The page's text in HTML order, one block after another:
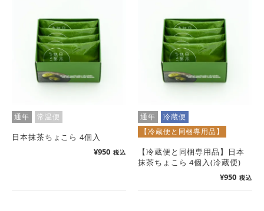
通年 常温便
日本抹茶ちょこら 4個入
¥950 税込
通年
冷蔵便
【冷蔵便と同梱専用品】
【冷蔵便と同梱専用品】日本
抹茶ちょこら 4個入(冷蔵便)
¥950 税込